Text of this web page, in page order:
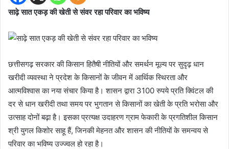
साढ़े सात एकड़ की खेती से संवर रहा परिवार का भविष्य
छत्तीसगढ़ सरकार की किसान हितैषी नीतियों और समर्थन मूल्य पर सुदृढ़ धान
खरीदी व्यवस्था ने प्रदेश के किसानों के जीवन में आर्थिक स्थिरता और
आत्मविश्वास का नया संचार किया है। शासन द्वारा 3100 रुपये प्रति क्विंटल की
दर से धान खरीदी तथा समय पर भुगतान से किसानों का खेती के प्रति भरोसा और
उत्साह दोनों बढ़ा है। इसका प्रत्यक्ष उदाहरण ग्राम फेकारी के प्रगतिशील किसान
श्री युगल किशोर साहू हैं, जिनकी मेहनत और शासन की नीतियों के समन्वय से
परिवार का भविष्य उज्ज्वल हो रहा है।